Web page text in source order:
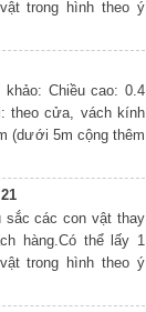
trong hình theo ý
Chiều cao: 0.4
theo cửa, vách kính
(dưới 5m cộng thêm
sắc các con vật thay
hàng.Có thể lấy 1
trong hình theo ý